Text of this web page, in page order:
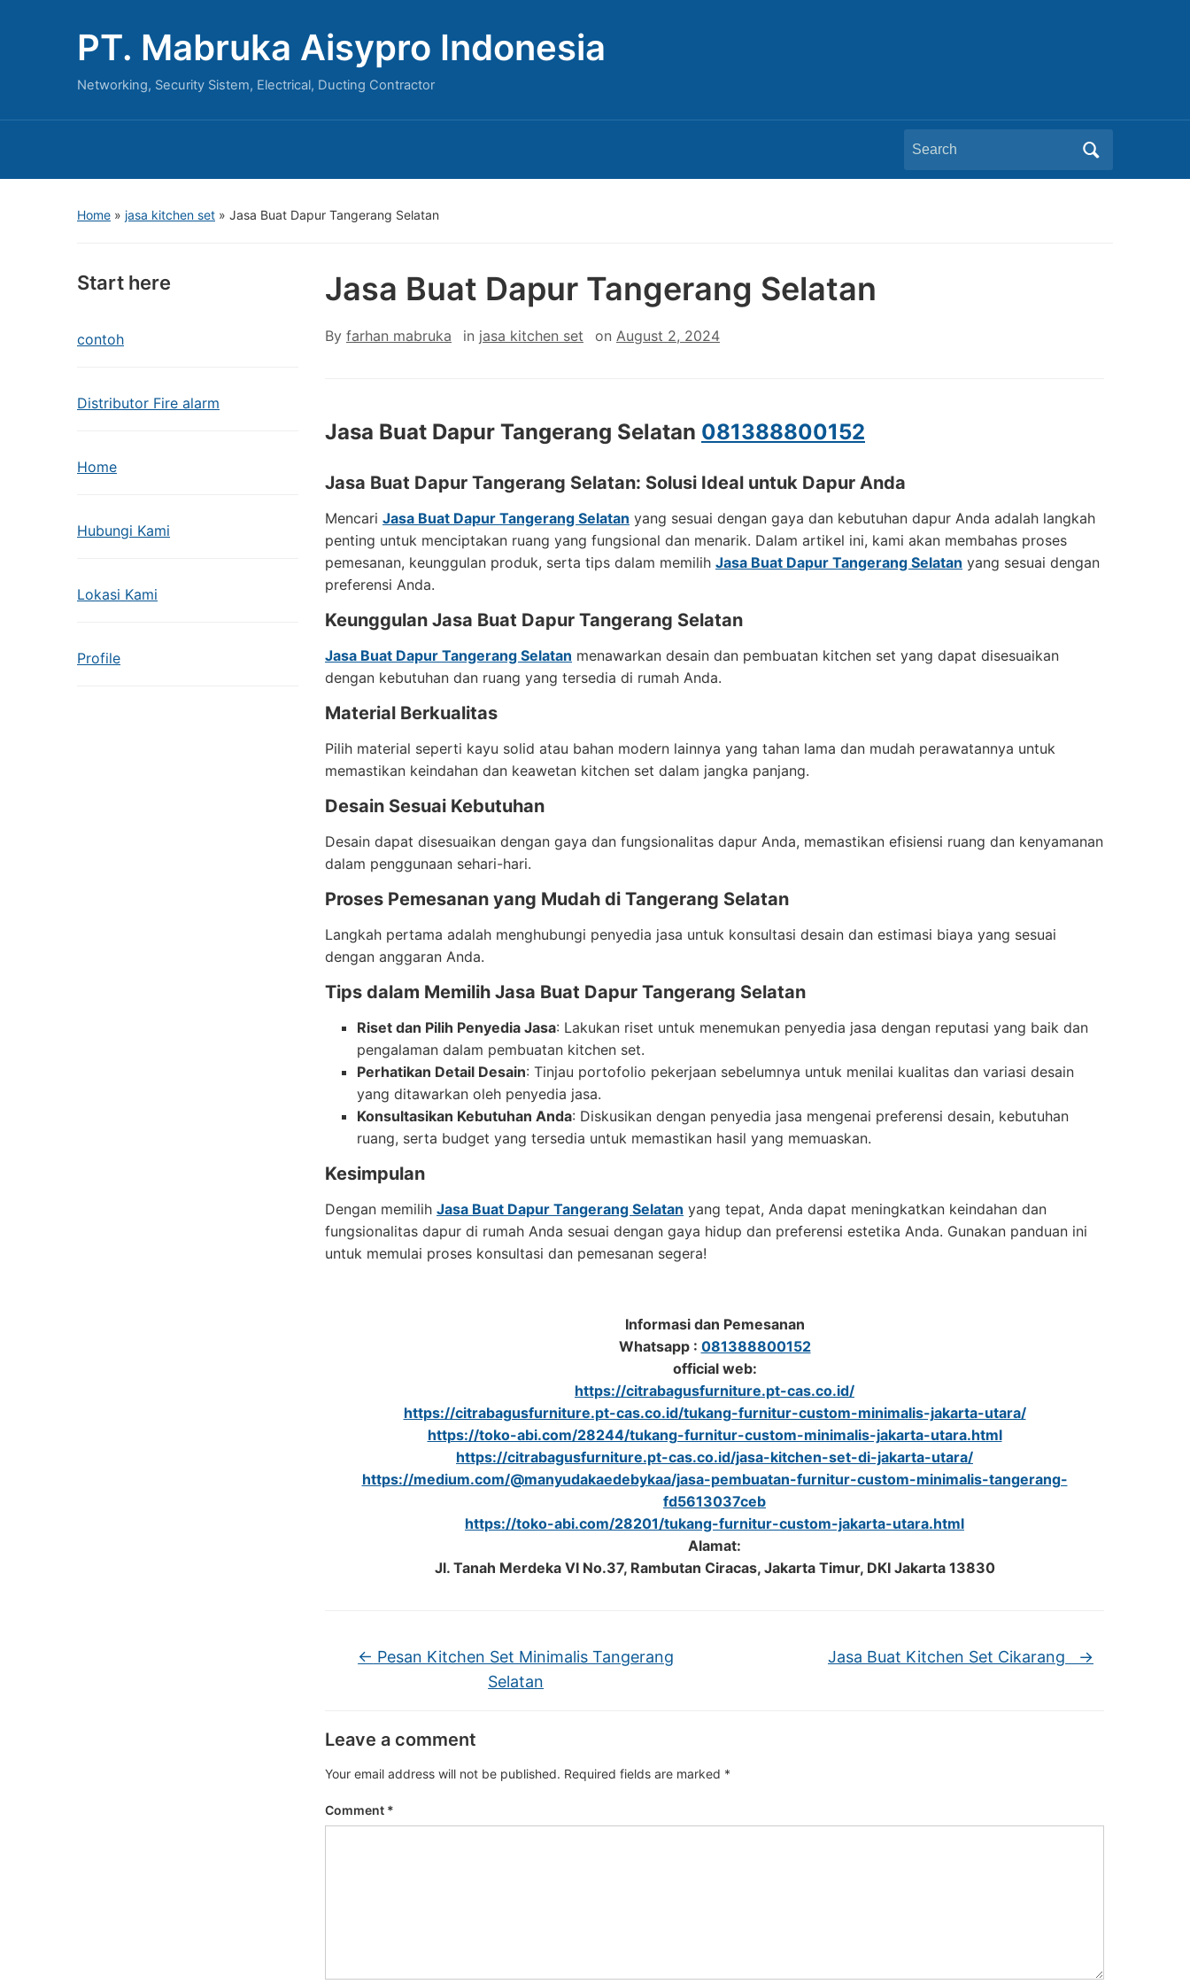
PT. Mabruka Aisypro Indonesia
Networking, Security Sistem, Electrical, Ducting Contractor
Search
for:
Home » jasa kitchen set » Jasa Buat Dapur Tangerang Selatan
Start here
contoh
Distributor Fire alarm
Home
Hubungi Kami
Lokasi Kami
Profile
Jasa Buat Dapur Tangerang Selatan
By farhan mabruka in jasa kitchen set on August 2, 2024
Jasa Buat Dapur Tangerang Selatan 081388800152
Jasa Buat Dapur Tangerang Selatan: Solusi Ideal untuk Dapur Anda
Mencari Jasa Buat Dapur Tangerang Selatan yang sesuai dengan gaya dan kebutuhan dapur Anda adalah langkah
penting untuk menciptakan ruang yang fungsional dan menarik. Dalam artikel ini, kami akan membahas proses
pemesanan, keunggulan produk, serta tips dalam memilih Jasa Buat Dapur Tangerang Selatan yang sesuai dengan
preferensi Anda.
Keunggulan Jasa Buat Dapur Tangerang Selatan
Jasa Buat Dapur Tangerang Selatan menawarkan desain dan pembuatan kitchen set yang dapat disesuaikan
dengan kebutuhan dan ruang yang tersedia di rumah Anda.
Material Berkualitas
Pilih material seperti kayu solid atau bahan modern lainnya yang tahan lama dan mudah perawatannya untuk
memastikan keindahan dan keawetan kitchen set dalam jangka panjang.
Desain Sesuai Kebutuhan
Desain dapat disesuaikan dengan gaya dan fungsionalitas dapur Anda, memastikan efisiensi ruang dan kenyamanan
dalam penggunaan sehari-hari.
Proses Pemesanan yang Mudah di Tangerang Selatan
Langkah pertama adalah menghubungi penyedia jasa untuk konsultasi desain dan estimasi biaya yang sesuai
dengan anggaran Anda.
Tips dalam Memilih Jasa Buat Dapur Tangerang Selatan
Riset dan Pilih Penyedia Jasa: Lakukan riset untuk menemukan penyedia jasa dengan reputasi yang baik dan
pengalaman dalam pembuatan kitchen set.
Perhatikan Detail Desain: Tinjau portofolio pekerjaan sebelumnya untuk menilai kualitas dan variasi desain
yang ditawarkan oleh penyedia jasa.
Konsultasikan Kebutuhan Anda: Diskusikan dengan penyedia jasa mengenai preferensi desain, kebutuhan
ruang, serta budget yang tersedia untuk memastikan hasil yang memuaskan.
Kesimpulan
Dengan memilih Jasa Buat Dapur Tangerang Selatan yang tepat, Anda dapat meningkatkan keindahan dan
fungsionalitas dapur di rumah Anda sesuai dengan gaya hidup dan preferensi estetika Anda. Gunakan panduan ini
untuk memulai proses konsultasi dan pemesanan segera!
Informasi dan Pemesanan
Whatsapp : 081388800152
official web:
https://citrabagusfurniture.pt-cas.co.id/
https://citrabagusfurniture.pt-cas.co.id/tukang-furnitur-custom-minimalis-jakarta-utara/
https://toko-abi.com/28244/tukang-furnitur-custom-minimalis-jakarta-utara.html
https://citrabagusfurniture.pt-cas.co.id/jasa-kitchen-set-di-jakarta-utara/
https://medium.com/@manyudakaedebykaa/jasa-pembuatan-furnitur-custom-minimalis-tangerang-
fd5613037ceb
https://toko-abi.com/28201/tukang-furnitur-custom-jakarta-utara.html
Alamat:
Jl. Tanah Merdeka VI No.37, Rambutan Ciracas, Jakarta Timur, DKI Jakarta 13830
← Pesan Kitchen Set Minimalis Tangerang
Selatan
Jasa Buat Kitchen Set Cikarang →
Leave a comment
Your email address will not be published. Required fields are marked *
Comment *